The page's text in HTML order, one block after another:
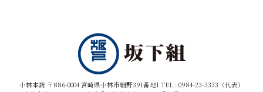
小林本店 〒886-0004 宮崎県小林市細野391番地1 TEL : 0984-23-3333（代表）